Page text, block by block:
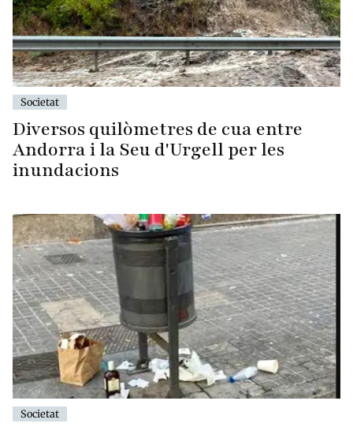
Societat
Diversos quilòmetres de cua entre
Andorra i la Seu d'Urgell per les
inundacions
Societat